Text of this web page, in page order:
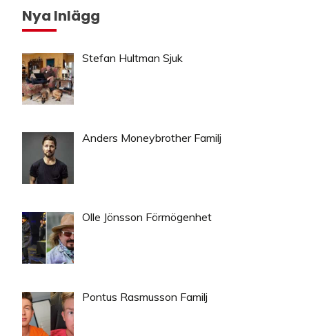
Nya Inlägg
Stefan Hultman Sjuk
Anders Moneybrother Familj
Olle Jönsson Förmögenhet
Pontus Rasmusson Familj